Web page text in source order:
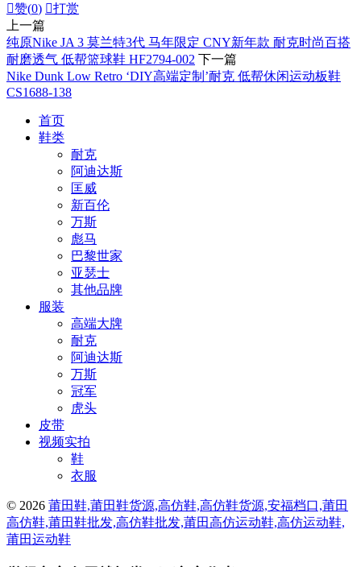
赞(0) 打赏
上一篇
纯原Nike JA 3 莫兰特3代 马年限定 CNY新年款 耐克时尚百搭
耐磨透气 低帮篮球鞋 HF2794-002 下一篇
Nike Dunk Low Retro ‘DIY高端定制’耐克 低帮休闲运动板鞋
CS1688-138
首页
鞋类
耐克
阿迪达斯
匡威
新百伦
万斯
彪马
巴黎世家
亚瑟士
其他品牌
服装
高端大牌
耐克
阿迪达斯
万斯
冠军
虎头
皮带
视频实拍
鞋
衣服
© 2026 莆田鞋,莆田鞋货源,高仿鞋,高仿鞋货源,安福档口,莆田
高仿鞋,莆田鞋批发,高仿鞋批发,莆田高仿运动鞋,高仿运动鞋,
莆田运动鞋